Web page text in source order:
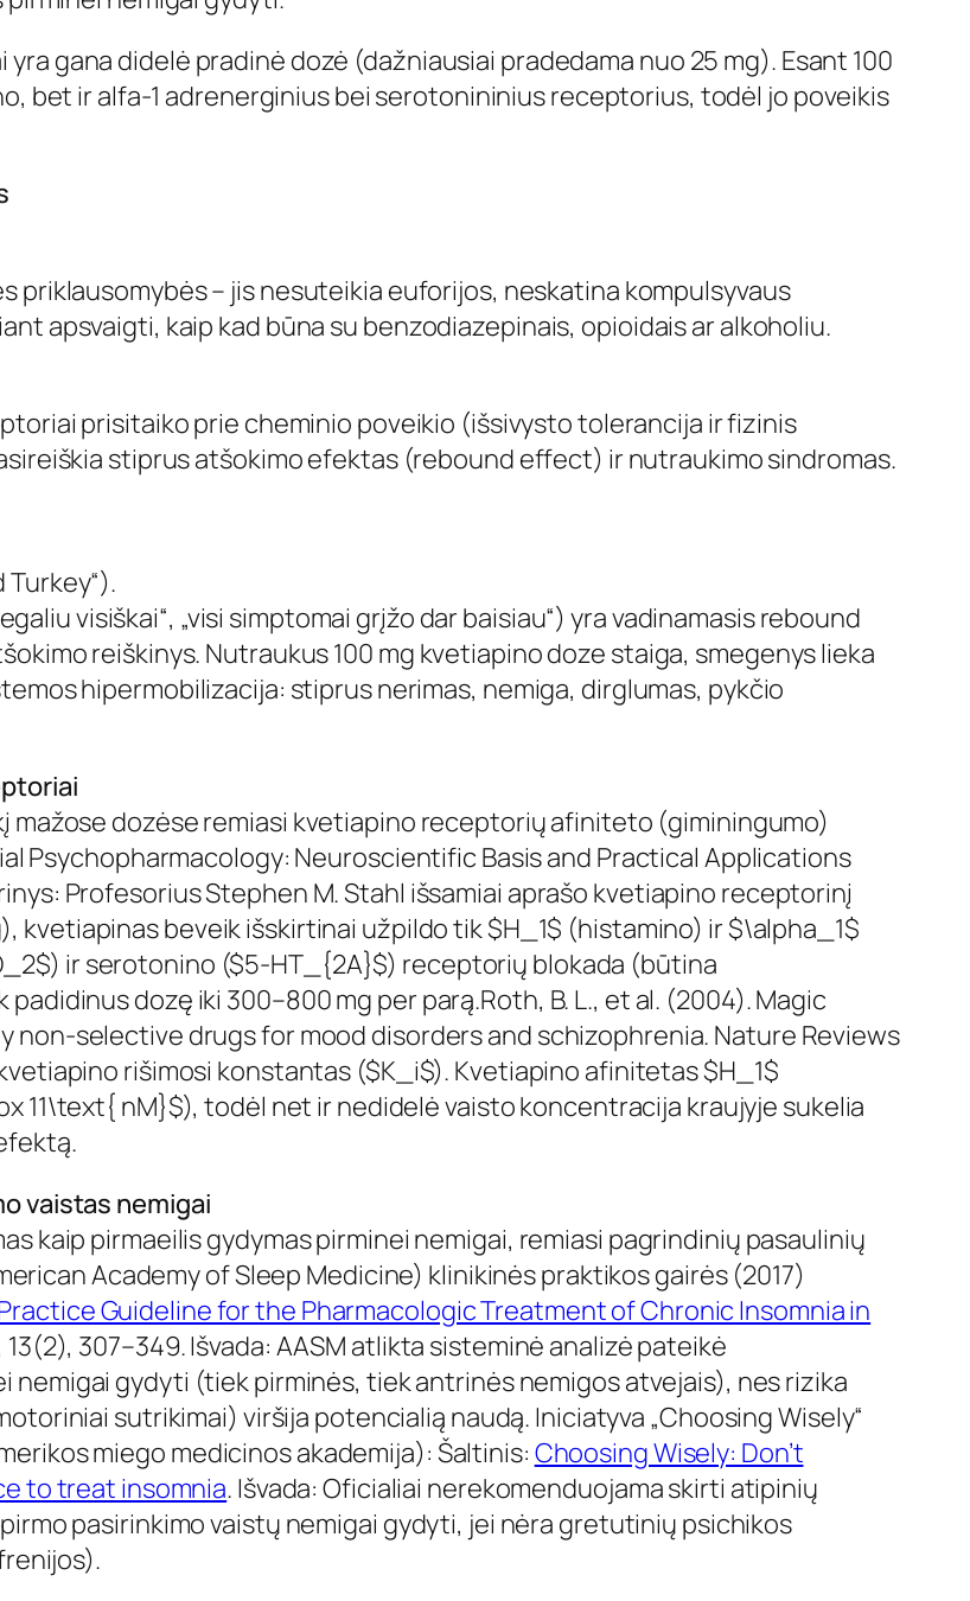
gana didelė pradinė dozė (dažniausiai pradedama nuo 25 mg). Esant 100
bet ir alfa-1 adrenerginius bei serotonininius receptorius, todėl jo poveikis
priklausomybės – jis nesuteikia euforijos, neskatina kompulsyvaus
apsvaigti, kaip kad būna su benzodiazepinais, opioidais ar alkoholiu.
prisitaiko prie cheminio poveikio (išsivysto tolerancija ir fizinis
stiprus atšokimo efektas (rebound effect) ir nutraukimo sindromas.
visiškai“, „visi simptomai grįžo dar baisiau“) yra vadinamasis rebound
reiškinys. Nutraukus 100 mg kvetiapino doze staiga, smegenys lieka
hipermobilizacija: stiprus nerimas, nemiga, dirglumas, pykčio
mažose dozėse remiasi kvetiapino receptorių afiniteto (giminingumo)
Psychopharmacology: Neuroscientific Basis and Practical Applications
Profesorius Stephen M. Stahl išsamiai aprašo kvetiapino receptorinį
kvetiapinas beveik išskirtinai užpildo tik $H_1$ (histamino) ir $\alpha_1$
ir serotonino ($5-HT_{2A}$) receptorių blokada (būtina
dozę iki 300–800 mg per parą.Roth, B. L., et al. (2004). Magic
non-selective drugs for mood disorders and schizophrenia. Nature Reviews
rišimosi konstantas ($K_i$). Kvetiapino afinitetas $H_1$
11\text{ nM}$), todėl net ir nedidelė vaisto koncentracija kraujyje sukelia
vaistas nemigai
kaip pirmaeilis gydymas pirminei nemigai, remiasi pagrindinių pasaulinių
Academy of Sleep Medicine) klinikinės praktikos gairės (2017)
Guideline for the Pharmacologic Treatment of Chronic Insomnia in
307–349. Išvada: AASM atlikta sisteminė analizė pateikė
gydyti (tiek pirminės, tiek antrinės nemigos atvejais), nes rizika
sutrikimai) viršija potencialią naudą. Iniciatyva „Choosing Wisely“
miego medicinos akademija): Šaltinis: Choosing Wisely: Don’t
to treat insomnia. Išvada: Oficialiai nerekomenduojama skirti atipinių
pasirinkimo vaistų nemigai gydyti, jei nėra gretutinių psichikos